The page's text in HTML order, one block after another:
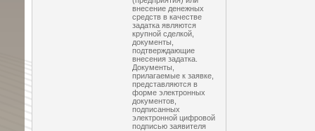
внесение денежных
средств в качестве
задатка являются
крупной сделкой,
документы,
подтверждающие
внесения задатка.
Документы,
прилагаемые к заявке,
представляются в
форме электронных
документов,
подписанных
электронной цифровой
подписью заявителя